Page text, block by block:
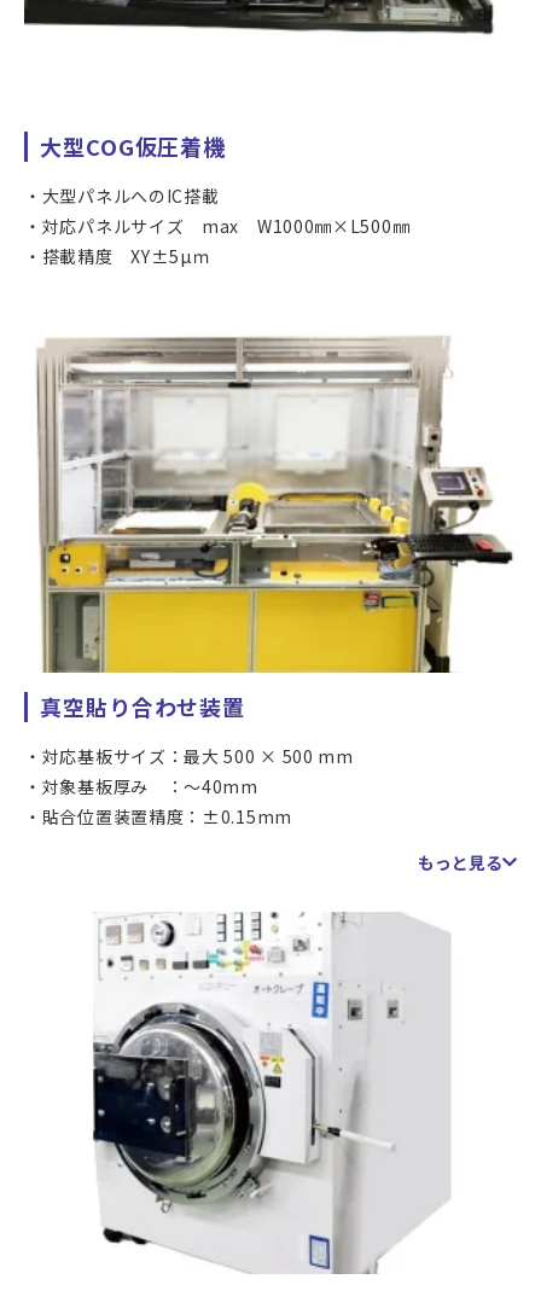
大型COG仮圧着機
大型パネルへのIC搭載
対応パネルサイズ max W1000㎜×L500㎜
搭載精度 XY±5µｍ
真空貼り合わせ装置
対応基板サイズ：最大 500 × 500 mm
対象基板厚み ：～40mm
貼合位置装置精度：±0.15mm
加熱レンジ ： RT～100℃
真空度 ： ～MAX10pa
2023年4月に導入した設備となります。
主にディスプレイとカバーガラスのOCA/OCRを使用したオプ
ティカルボンディング用途としてご活用頂けます。
ディスプレイサイズ 縦横比4:3 24.5inchまで
縦横比16:9 22.5inchまで 対応可
もっと見る